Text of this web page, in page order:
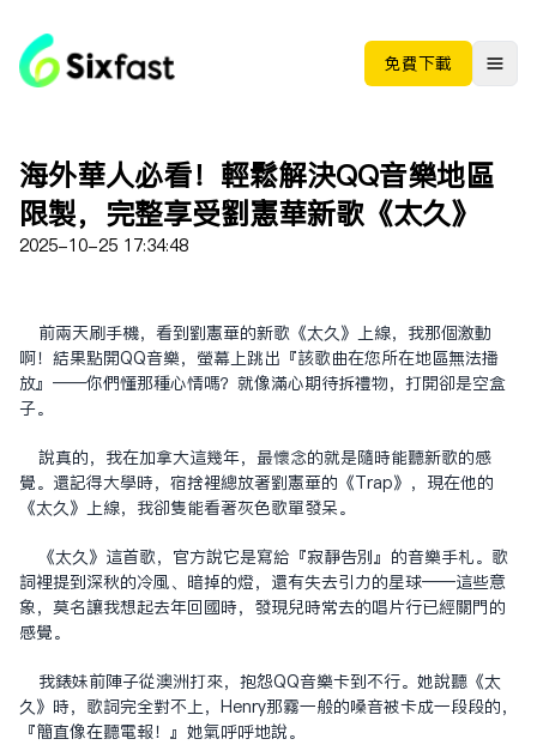
免费下载
海外華人必看！輕鬆解決QQ音樂地區
限制，完整享受劉憲華新歌《太久》
2025-10-25 17:34:48
前兩天刷手機，看到劉憲華的新歌《太久》上線，我那個激動
啊！結果點開QQ音樂，螢幕上跳出『該歌曲在您所在地區無法播
放』——你們懂那種心情嗎？就像滿心期待拆禮物，打開卻是空盒
子。
說真的，我在加拿大這幾年，最懷念的就是隨時能聽新歌的感
覺。還記得大學時，宿舍裡總放著劉憲華的《Trap》，現在他的
《太久》上線，我卻只能看著灰色歌單發呆。
《太久》這首歌，官方說它是寫給『寂靜告別』的音樂手札。歌
詞裡提到深秋的冷風、暗掉的燈，還有失去引力的星球——這些意
象，莫名讓我想起去年回國時，發現兒時常去的唱片行已經關門的
感覺。
我表妹前陣子從澳洲打來，抱怨QQ音樂卡到不行。她說聽《太
久》時，歌詞完全對不上，Henry那霧一般的嗓音被卡成一段段的，
『簡直像在聽電報！』她氣呼呼地說。